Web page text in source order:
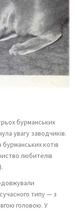
бурманських
увагу заводчиків.
бурманських котів
любителів
типу — з
головою. У